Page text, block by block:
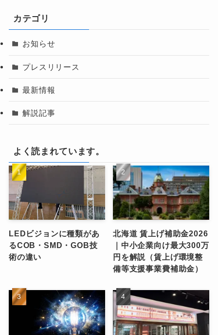
カテゴリ
お知らせ
プレスリリース
最新情報
解説記事
よく読まれています。
LEDビジョンに種類があ
るCOB・SMD・GOB技
術の違い
北海道 賃上げ補助金2026
｜中小企業向け最大300万
円を解説（賃上げ環境整
備等支援事業費補助金）